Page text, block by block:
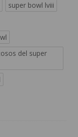
super bowl lviii
del super